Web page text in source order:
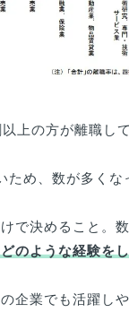
上の方が離職し
め、数が多くな
で決めること。
のような経験を
企業でも活躍し